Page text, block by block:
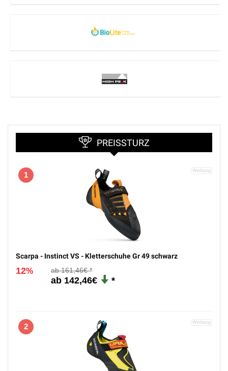
PREISSTURZ
1
Scarpa - Instinct VS - Kletterschuhe Gr 49 schwarz
12% 161,46€
142,46€
2